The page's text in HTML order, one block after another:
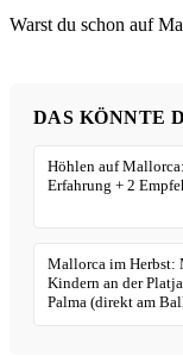
Warst du schon auf
DAS KÖNNTE
Höhlen auf
Erfahrung + 2
Mallorca im Herbst:
Kindern an der
Palma (direkt am